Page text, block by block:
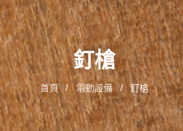
釘槍
首頁 / 電動設備 / 釘槍